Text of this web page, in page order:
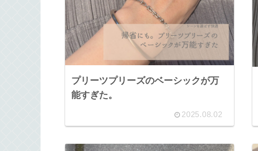
プリーツプリーズのベーシックが万
能すぎた。
2025.08.02